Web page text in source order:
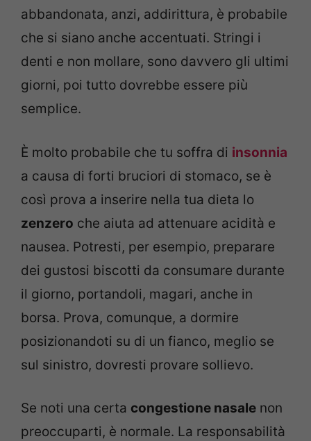
abbandonata, anzi, addirittura, è probabile
che si siano anche accentuati. Stringi i
denti e non mollare, sono davvero gli ultimi
giorni, poi tutto dovrebbe essere più
semplice.
È molto probabile che tu soffra di insonnia
a causa di forti bruciori di stomaco, se è
così prova a inserire nella tua dieta lo
zenzero che aiuta ad attenuare acidità e
nausea. Potresti, per esempio, preparare
dei gustosi biscotti da consumare durante
il giorno, portandoli, magari, anche in
borsa. Prova, comunque, a dormire
posizionandoti su di un fianco, meglio se
sul sinistro, dovresti provare sollievo.
Se noti una certa congestione nasale non
preoccuparti, è normale. La responsabilità